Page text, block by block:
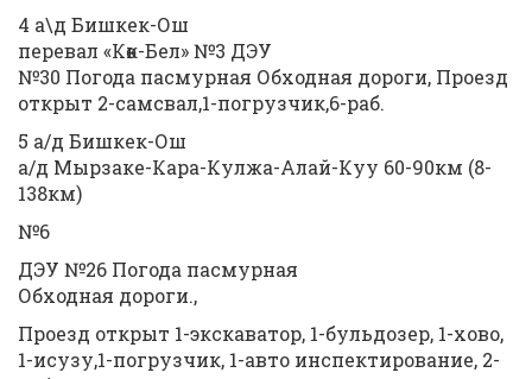
4 а\д Бишкек-Ош
перевал «Көк-Бел» №3 ДЭУ
№30 Погода пасмурная Обходная дороги, Проезд
открыт 2-самсвал,1-погрузчик,6-раб.
5 а/д Бишкек-Ош
а/д Мырзаке-Кара-Кулжа-Алай-Куу 60-90км (8-
138км)
№6
ДЭУ №26 Погода пасмурная
Обходная дороги.,
Проезд открыт 1-экскаватор, 1-бульдозер, 1-хово,
1-исузу,1-погрузчик, 1-авто инспектирование, 2-